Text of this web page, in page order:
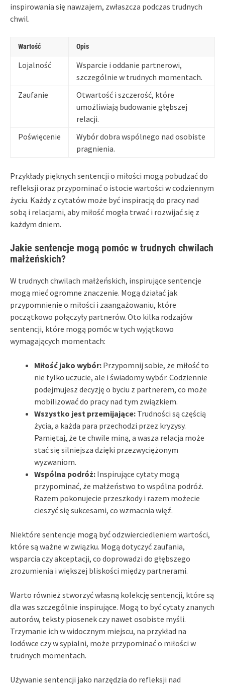
inspirowania się nawzajem, zwłaszcza podczas trudnych
chwil.
Wartość Opis
Lojalność
Wsparcie i oddanie partnerowi,
szczególnie w trudnych momentach.
Zaufanie
Otwartość i szczerość, które
umożliwiają budowanie głębszej
relacji.
Poświęcenie
Wybór dobra wspólnego nad osobiste
pragnienia.
Przykłady pięknych sentencji o miłości mogą pobudzać do
refleksji oraz przypominać o istocie wartości w codziennym
życiu. Każdy z cytatów może być inspiracją do pracy nad
sobą i relacjami, aby miłość mogła trwać i rozwijać się z
każdym dniem.
Jakie sentencje mogą pomóc w trudnych chwilach
małżeńskich?
W trudnych chwilach małżeńskich, inspirujące sentencje
mogą mieć ogromne znaczenie. Mogą działać jak
przypomnienie o miłości i zaangażowaniu, które
początkowo połączyły partnerów. Oto kilka rodzajów
sentencji, które mogą pomóc w tych wyjątkowo
wymagających momentach:
Miłość jako wybór: Przypomnij sobie, że miłość to
nie tylko uczucie, ale i świadomy wybór. Codziennie
podejmujesz decyzję o byciu z partnerem, co może
mobilizować do pracy nad tym związkiem.
Wszystko jest przemijające: Trudności są częścią
życia, a każda para przechodzi przez kryzysy.
Pamiętaj, że te chwile miną, a wasza relacja może
stać się silniejsza dzięki przezwyciężonym
wyzwaniom.
Wspólna podróż: Inspirujące cytaty mogą
przypominać, że małżeństwo to wspólna podróż.
Razem pokonujecie przeszkody i razem możecie
cieszyć się sukcesami, co wzmacnia więź.
Niektóre sentencje mogą być odzwierciedleniem wartości,
które są ważne w związku. Mogą dotyczyć zaufania,
wsparcia czy akceptacji, co doprowadzi do głębszego
zrozumienia i większej bliskości między partnerami.
Warto również stworzyć własną kolekcję sentencji, które są
dla was szczególnie inspirujące. Mogą to być cytaty znanych
autorów, teksty piosenek czy nawet osobiste myśli.
Trzymanie ich w widocznym miejscu, na przykład na
lodówce czy w sypialni, może przypominać o miłości w
trudnych momentach.
Używanie sentencji jako narzędzia do refleksji nad